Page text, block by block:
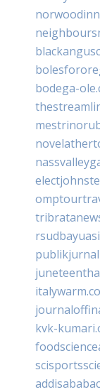
bodega-
kvk-